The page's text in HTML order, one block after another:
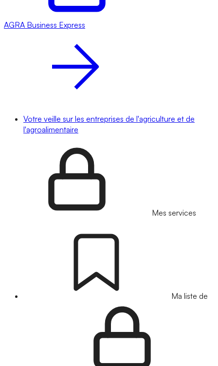
AGRA Business Express
Votre veille sur les entreprises de l'agriculture et de
l'agroalimentaire
Mes services
Ma liste de